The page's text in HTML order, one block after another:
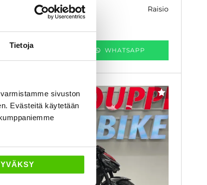
Tietoja
sivuston
Evästeitä käytetään
€ / kk
raisio
KATSO TIEDOT WHATSAPP
J. autoturva SUOSIKKI